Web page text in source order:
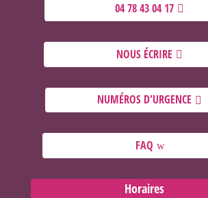
04 78 43 04 17
NOUS ÉCRIRE
NUMÉROS D'URGENCE
FAQ
Horaires